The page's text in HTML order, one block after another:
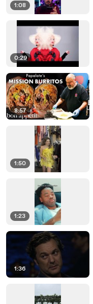
1:08
0:29
8:57
1:50
1:23
1:36